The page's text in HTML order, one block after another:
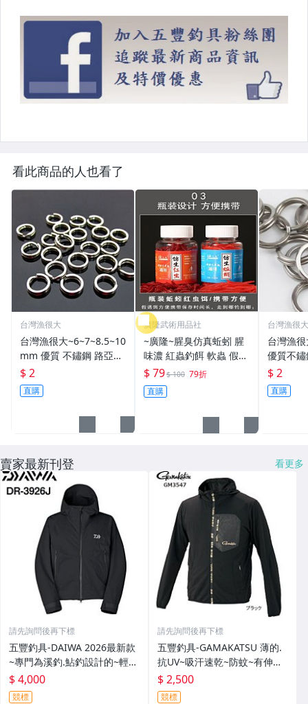
看此商品的人也看了
台灣漁很大
台灣漁很大~6~7~8.5~10
mm 優質 不鏽鋼 路亞環
S型開口 扁平 打扁 打平
$ 2
直購
廣隆武術用品社
~廣隆~腥臭仿真蚯蚓 腥
味濃 紅蟲釣餌 軟蟲 假蚯
蚓 海魚餌 紅蟲 路亞餌
假餌 誘餌 仿生餌 擬餌
路亞軟餌
$ 79$ 100 79折
直購
台灣漁很大
台灣漁
優質不
平 打扁 打平
雙環 路亞
路亞環
$ 2
直購
賣家最新刊登 看更多
請先詢問後再下標
五豐釣具-DAIWA 2026最新款
~專門為溪釣.鮎釣設計的~輕
便.薄的短版防水雨衣DR-3926J
外套特價4000元
$ 4,000
競標
請先詢問後再下標
五豐釣具-GAMAKATSU 薄的.
抗UV~吸汗速乾~防蚊~有伸縮
彈性付帽防曬外套 GM-3547
特價2000元
$ 2,500
競標